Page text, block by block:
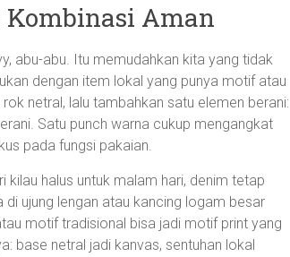
Aman
abu-abu. Itu memudahkan kita yang tidak
dengan item lokal yang punya motif atau
netral, lalu tambahkan satu elemen berani:
Satu punch warna cukup mengangkat
pada fungsi pakaian.
kilau halus untuk malam hari, denim tetap
ujung lengan atau kancing logam besar
motif tradisional bisa jadi motif print yang
base netral jadi kanvas, sentuhan lokal